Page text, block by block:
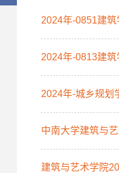
2024年-0851建
2024年-0813建
2024年-城乡规划
中南大学建筑与
建筑与艺术学院